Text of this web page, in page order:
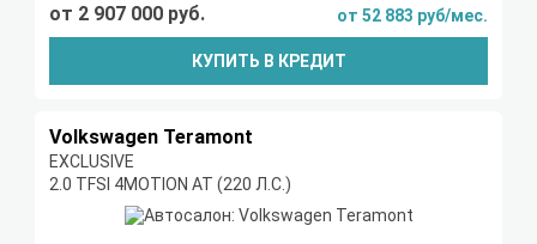
от 2 907 000 руб. от 52 883 руб/мес.
КУПИТЬ В КРЕДИТ
Volkswagen Teramont
EXCLUSIVE
2.0 TFSI 4MOTION AT (220 Л.С.)